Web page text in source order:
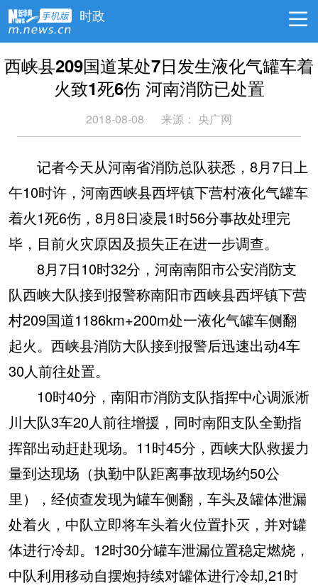
时政
西峡县209国道某处7日发生液化气罐车着
火致1死6伤 河南消防已处置
2018-08-08 来源： 央广网
记者今天从河南省消防总队获悉，8月7日上
午10时许，河南西峡县西坪镇下营村液化气罐车
着火1死6伤，8月8日凌晨1时56分事故处理完
毕，目前火灾原因及损失正在进一步调查。
8月7日10时32分，河南南阳市公安消防支
队西峡大队接到报警称南阳市西峡县西坪镇下营
村209国道1186km+200m处一液化气罐车侧翻
起火。西峡县消防大队接到报警后迅速出动4车
30人前往处置。
10时40分，南阳市消防支队指挥中心调派淅
川大队3车20人前往增援，同时南阳支队全勤指
挥部出动赶赴现场。11时45分，西峡大队救援力
量到达现场（执勤中队距离事故现场约50公
里），经侦查发现为罐车侧翻，车头及罐体泄漏
处着火，中队立即将车头着火位置扑灭，并对罐
体进行冷却。12时30分罐车泄漏位置稳定燃烧，
中队利用移动自摆炮持续对罐体进行冷却,21时